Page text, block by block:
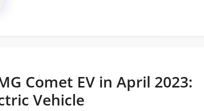
Comet EV in April 2023:
Vehicle